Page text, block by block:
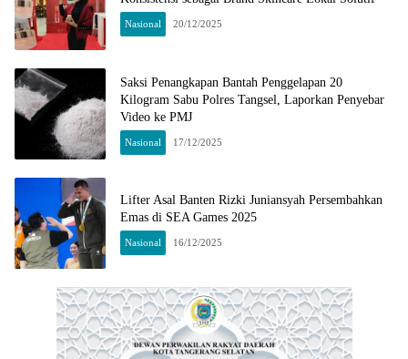
Nasional 20/12/2025
Saksi Penangkapan Bantah Penggelapan 20
Kilogram Sabu Polres Tangsel, Laporkan Penyebar
Video ke PMJ
Nasional 17/12/2025
Lifter Asal Banten Rizki Juniansyah Persembahkan
Emas di SEA Games 2025
Nasional 16/12/2025